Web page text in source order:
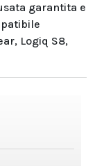
garantita e
Logiq S8,